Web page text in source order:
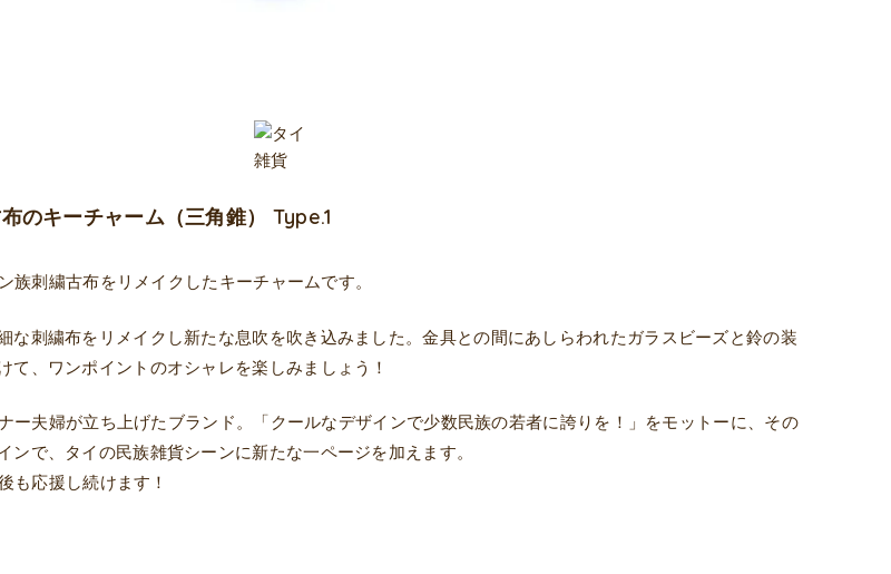
のキーチャーム（三角錐） Type.1
刺繍古布をリメイクしたキーチャームです。
な刺繍布をリメイクし新たな息吹を吹き込みました。金具との間にあしらわれたガラスビーズと鈴の装
て、ワンポイントのオシャレを楽しみましょう！
夫婦が立ち上げたブランド。「クールなデザインで少数民族の若者に誇りを！」をモットーに、その
ンで、タイの民族雑貨シーンに新たな一ページを加えます。
も応援し続けます！